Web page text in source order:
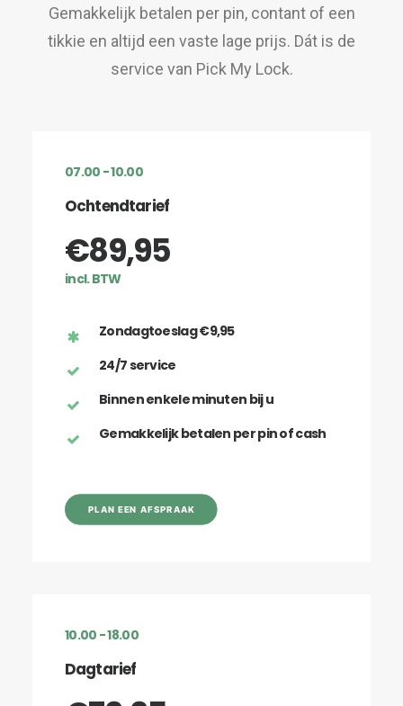
Gemakkelijk betalen per pin, contant of een
tikkie en altijd een vaste lage prijs. Dát is de
service van Pick My Lock.
07.00 - 10.00
Ochtendtarief
€89,95
incl. BTW
Zondagtoeslag €9,95
24/7 service
Binnen enkele minuten bij u
Gemakkelijk betalen per pin of cash
PLAN EEN AFSPRAAK
10.00 - 18.00
Dagtarief